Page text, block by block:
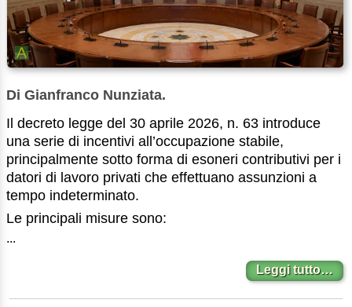
Di Gianfranco Nunziata.
Il decreto legge del 30 aprile 2026, n. 63 introduce
una serie di incentivi all’occupazione stabile,
principalmente sotto forma di esoneri contributivi per i
datori di lavoro privati che effettuano assunzioni a
tempo indeterminato.
Le principali misure sono:
...
Leggi tutto…